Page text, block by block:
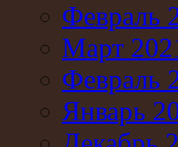
Февраль
Март
Февраль
Январь